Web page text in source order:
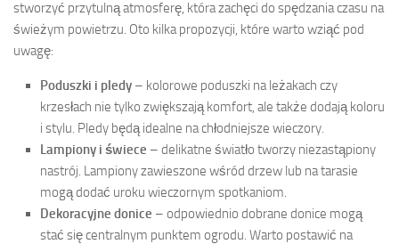
stworzyć przytulną atmosferę, która zachęci do spędzania czasu na
świeżym powietrzu. Oto kilka propozycji, które warto wziąć pod
uwagę:
Poduszki i pledy – kolorowe poduszki na leżakach czy
krzesłach nie tylko zwiększają komfort, ale także dodają koloru
i stylu. Pledy będą idealne na chłodniejsze wieczory.
Lampiony i świece – delikatne światło tworzy niezastąpiony
nastrój. Lampiony zawieszone wśród drzew lub na tarasie
mogą dodać uroku wieczornym spotkaniom.
Dekoracyjne donice – odpowiednio dobrane donice mogą
stać się centralnym punktem ogrodu. Warto postawić na